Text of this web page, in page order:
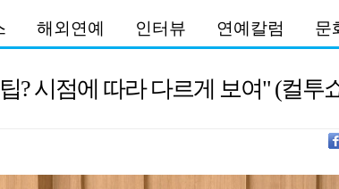
해외연예 인터뷰 연예칼럼 문
? 시점에 따라 다르게 보여" (컬투